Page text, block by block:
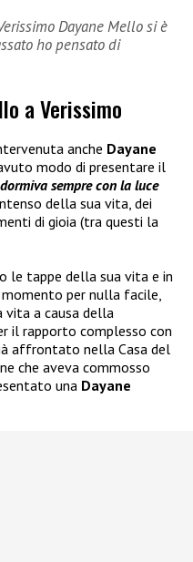
Dayane Mello si è
ho pensato di
a Verissimo
anche Dayane
modo di presentare il
sempre con la luce
della sua vita, dei
di gioia (tra questi la
le tappe della sua vita e in
per nulla facile,
vita a causa della
il rapporto complesso con
affrontato nella Casa del
che aveva commosso
una Dayane